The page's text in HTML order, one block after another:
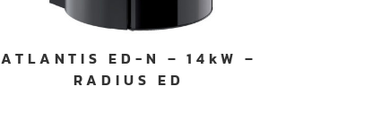
ATLANTIS ED-N – 14kW –
RADIUS ED